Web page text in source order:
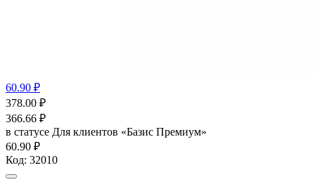
60.90 ₽
378.00 ₽
366.66 ₽
в статусе Для клиентов «Базис Премиум»
60.90 ₽
Код: 32010